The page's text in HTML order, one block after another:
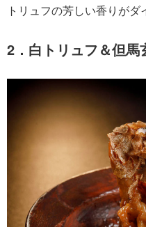
トリュフの芳しい香りがダ
2．白トリュフ＆但馬